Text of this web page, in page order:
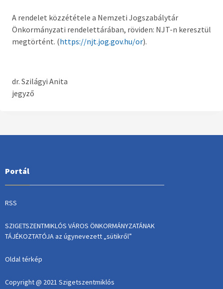
Képviselő-testületi tagok önéletrajzai,
vagyonnyilatkozatok
Rendeletek kihirdetése
A rendelet közzététele a Nemzeti Jogszabálytár
Önkormányzati rendelettárában, röviden: NJT-n keresztül
megtörtént. (https://njt.jog.gov.hu/or).
dr. Szilágyi Anita
jegyző
Portál
RSS
SZIGETSZENTMIKLÓS VÁROS ÖNKORMÁNYZATÁNAK
TÁJÉKOZTATÓJA az úgynevezett „sütikről”
Oldal térkép
Copyright @ 2021 Szigetszentmiklós